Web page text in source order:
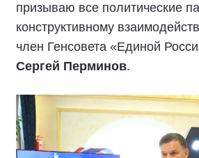
призываю все политические
конструктивному
член Генсовета «Единой
Сергей Перминов.